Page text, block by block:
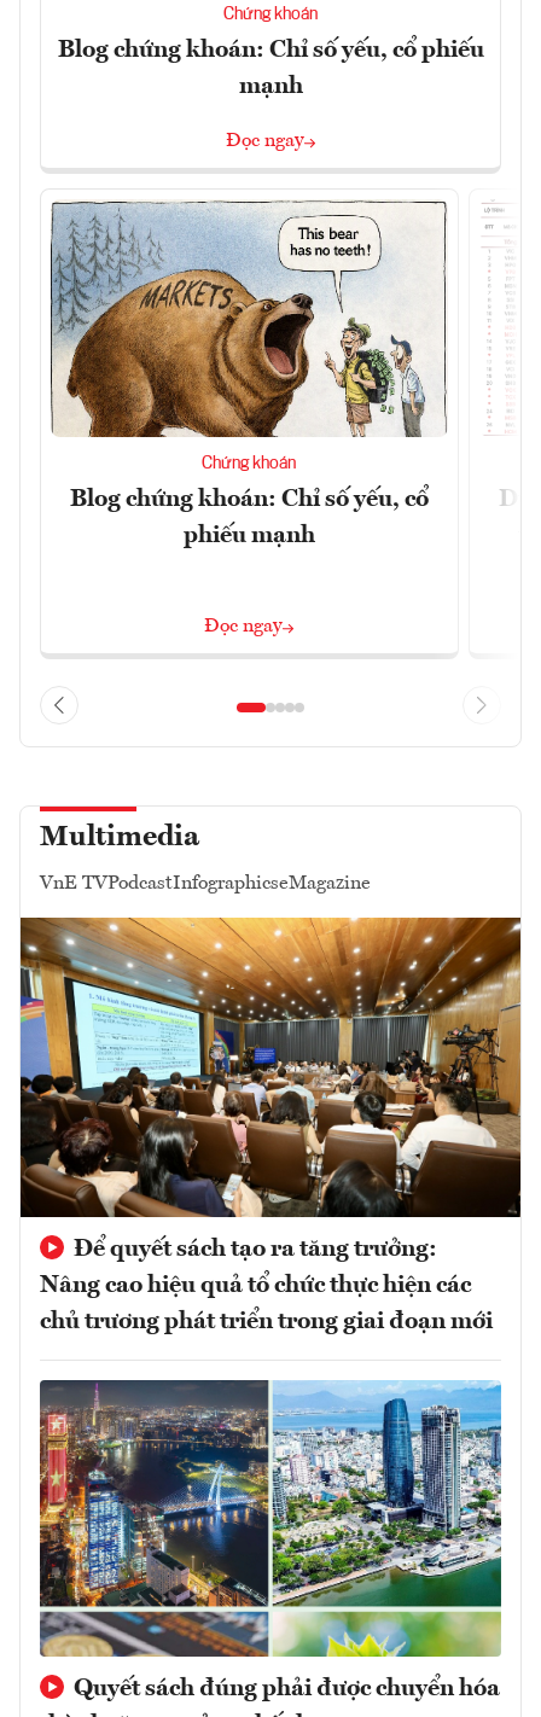
Chứng khoán
Blog chứng khoán: Chỉ số yếu, cổ phiếu
mạnh
Đọc ngay
Chứng khoán
Blog chứng khoán: Chỉ số yếu, cổ
phiếu mạnh
Đọc ngay
Dự
Multimedia
VnE TVPodcastInfographicseMagazine
Để quyết sách tạo ra tăng trưởng:
Nâng cao hiệu quả tổ chức thực hiện các
chủ trương phát triển trong giai đoạn mới
Quyết sách đúng phải được chuyển hóa